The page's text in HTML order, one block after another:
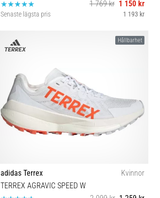
1 769 kr 1 150 kr
Senaste lägsta pris 1 193 kr
Hållbarhet
adidas Terrex
Kvinnor
TERREX AGRAVIC SPEED W